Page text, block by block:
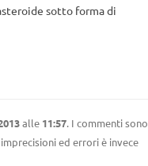
sotto forma di
alle 11:57. I commenti sono
ed errori è invece